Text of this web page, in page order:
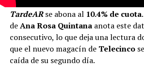
TardeARse abona al 10.4% de cuota
deAna Rosa Quintana anota este
consecutivo, lo que deja una lectura
que el nuevo magacín de Telecinco
caída de su segundo día.